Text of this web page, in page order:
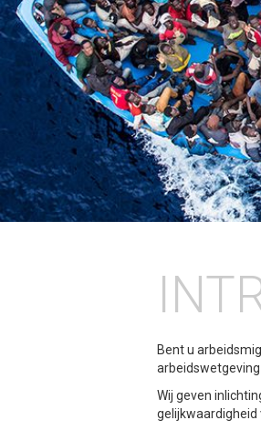
Bent u
Wij geven
gelijkwaardigheid